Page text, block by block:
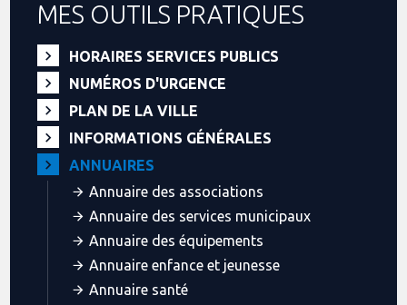
MES OUTILS PRATIQUES
HORAIRES SERVICES PUBLICS
NUMÉROS D'URGENCE
PLAN DE LA VILLE
INFORMATIONS GÉNÉRALES
ANNUAIRES
Annuaire des associations
Annuaire des services municipaux
Annuaire des équipements
Annuaire enfance et jeunesse
Annuaire santé